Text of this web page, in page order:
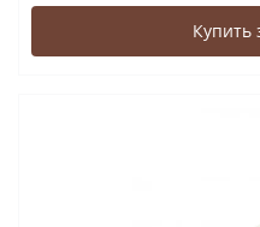
Купить